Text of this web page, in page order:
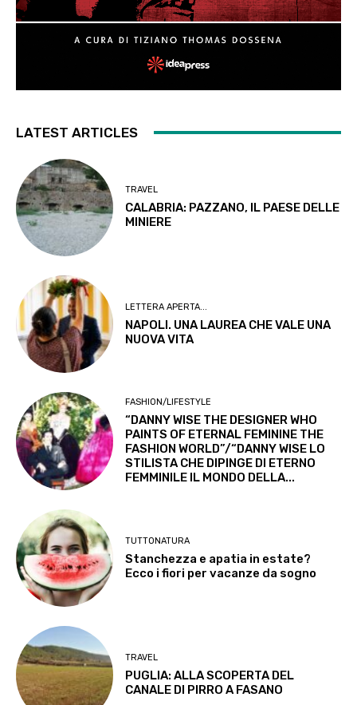
LATEST ARTICLES
TRAVEL
CALABRIA: PAZZANO, IL PAESE DELLE
MINIERE
LETTERA APERTA...
NAPOLI. UNA LAUREA CHE VALE UNA
NUOVA VITA
FASHION/LIFESTYLE
“DANNY WISE THE DESIGNER WHO
PAINTS OF ETERNAL FEMININE THE
FASHION WORLD”/“DANNY WISE LO
STILISTA CHE DIPINGE DI ETERNO
FEMMINILE IL MONDO DELLA...
TUTTONATURA
Stanchezza e apatia in estate?
Ecco i fiori per vacanze da sogno
TRAVEL
PUGLIA: ALLA SCOPERTA DEL
CANALE DI PIRRO A FASANO